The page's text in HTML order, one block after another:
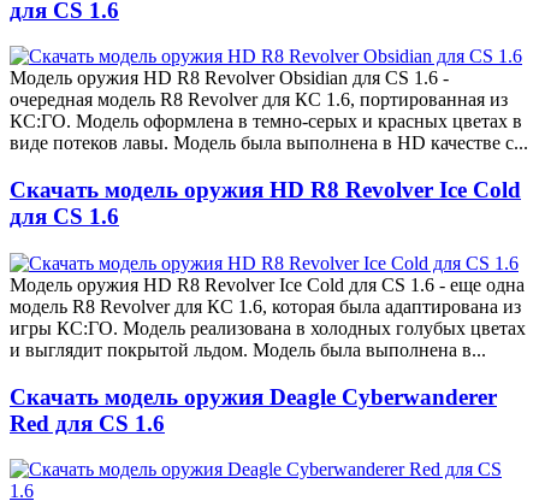
для CS 1.6
Модель оружия HD R8 Revolver Obsidian для CS 1.6 -
очередная модель R8 Revolver для КС 1.6, портированная из
КС:ГО. Модель оформлена в темно-серых и красных цветах в
виде потеков лавы. Модель была выполнена в HD качестве с...
Скачать модель оружия HD R8 Revolver Ice Cold
для CS 1.6
Модель оружия HD R8 Revolver Ice Cold для CS 1.6 - еще одна
модель R8 Revolver для КС 1.6, которая была адаптирована из
игры КС:ГО. Модель реализована в холодных голубых цветах
и выглядит покрытой льдом. Модель была выполнена в...
Скачать модель оружия Deagle Cyberwanderer
Red для CS 1.6